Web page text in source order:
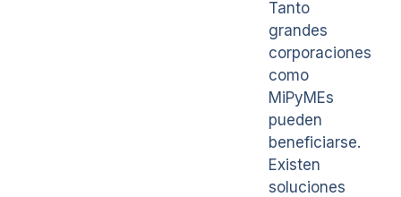
Tanto
grandes
corporaciones
como
MiPyMEs
pueden
beneficiarse.
Existen
soluciones